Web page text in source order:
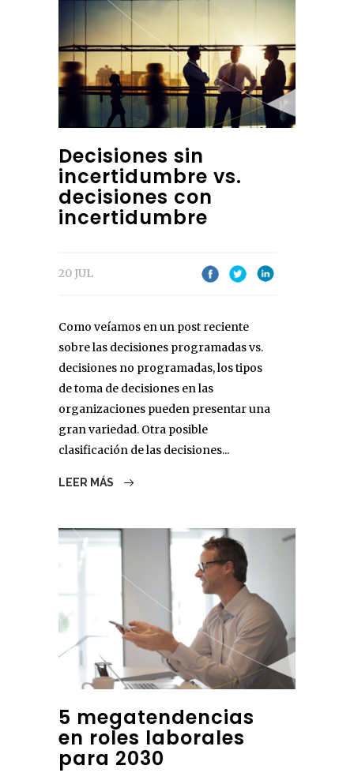
Decisiones sin
incertidumbre vs.
decisiones con
incertidumbre
20 JUL
Como veíamos en un post reciente
sobre las decisiones programadas vs.
decisiones no programadas, los tipos
de toma de decisiones en las
organizaciones pueden presentar una
gran variedad. Otra posible
clasificación de las decisiones...
LEER MÁS
5 megatendencias
en roles laborales
para 2030